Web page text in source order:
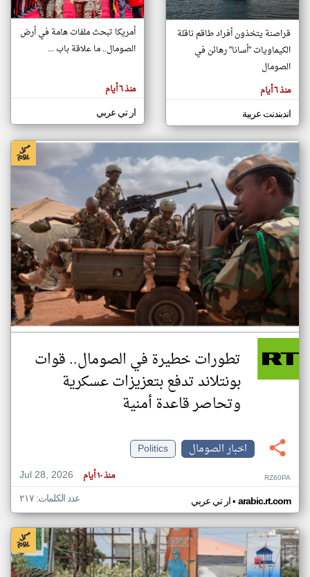
تغيير الدولة
اخبار الصومال على مدار الساعة
أهم اخبار الصومال العاجلة والمباشرة
المقالات
هنا عن
وجهة
كاتبيها.
قراصنة يتخذون أفراد طاقم ناقلة
الكيماويات "أسانا" رهائن في
الصومال
منذ ٦ أيام
اندبندنت عربية
أمريكا تبحث ملفات هامة في أرض
الصومال.. ما علاقة باب ...
منذ ٦ أيام
ار تي عربي
تطورات خطيرة في الصومال.. قوات
بونتلاند تدفع بتعزيزات عسكرية
وتحاصر قاعدة أمنية
اخبار الصومال
Politics
Jul 28, 2026
منذ ١٠ أيام RZ60PA
ار تي عربي• arabic.rt.com عدد الكلمات: ٢١٧
klyoum.com